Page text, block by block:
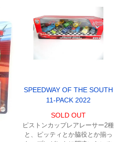
SPEEDWAY OF THE SOUTH
11-PACK 2022
SOLD OUT
ピストンカップレアレーサー2種
と、ピッティとか脇役とか揃っ